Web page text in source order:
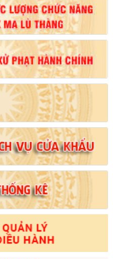
hành một số điều của Luật
dụng đất, tiền thuê đất)
Luật Đất đai năm 2024)